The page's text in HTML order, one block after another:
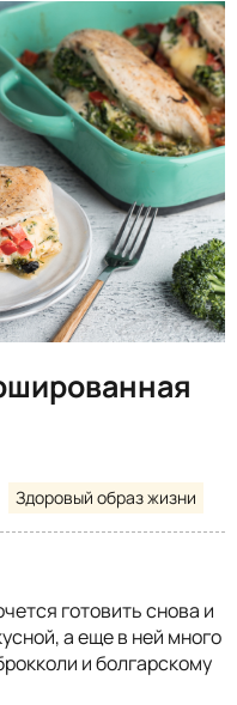
Здоровый образ жизни
готовить снова и
а еще в ней много
и болгарскому